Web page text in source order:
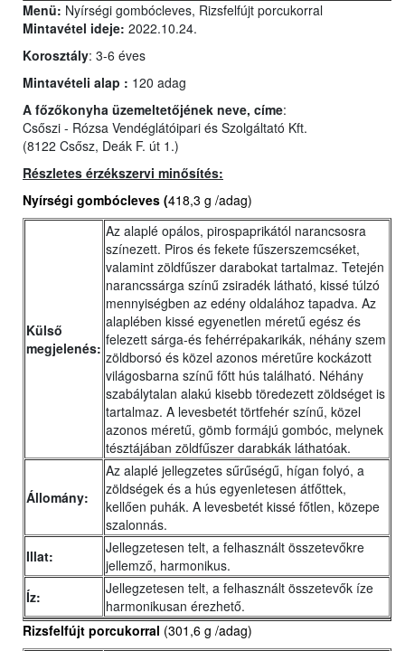
Menü: Nyírségi gombócleves, Rizsfelfújt porcukorral
Mintavétel ideje: 2022.10.24.
Korosztály: 3-6 éves
Mintavételi alap : 120 adag
A főzőkonyha üzemeltetőjének neve, címe:
Csőszi - Rózsa Vendéglátóipari és Szolgáltató Kft.
(8122 Csősz, Deák F. út 1.)
Részletes érzékszervi minősítés:
Nyírségi gombócleves (418,3 g /adag)
Külső
megjelenés:
Az alaplé opálos, pirospaprikától narancsosra
színezett. Piros és fekete fűszerszemcséket,
valamint zöldfűszer darabokat tartalmaz. Tetején
narancssárga színű zsiradék látható, kissé túlzó
mennyiségben az edény oldalához tapadva. Az
alaplében kissé egyenetlen méretű egész és
felezett sárga-és fehérrépakarikák, néhány szem
zöldborsó és közel azonos méretűre kockázott
világosbarna színű főtt hús található. Néhány
szabálytalan alakú kisebb töredezett zöldséget is
tartalmaz. A levesbetét törtfehér színű, közel
azonos méretű, gömb formájú gombóc, melynek
tésztájában zöldfűszer darabkák láthatóak.
Állomány:
Az alaplé jellegzetes sűrűségű, hígan folyó, a
zöldségek és a hús egyenletesen átfőttek,
kellően puhák. A levesbetét kissé főtlen, közepe
szalonnás.
Illat:
Jellegzetesen telt, a felhasznált összetevőkre
jellemző, harmonikus.
Íz:
Jellegzetesen telt, a felhasznált összetevők íze
harmonikusan érezhető.
Rizsfelfújt porcukorral (301,6 g /adag)